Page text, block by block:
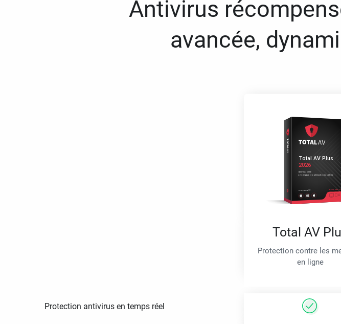
Antivirus
avancée,
Total AV
Protection contre les
en ligne
Protection antivirus en temps réel